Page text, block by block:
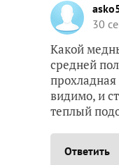
30
Какой
средней
видимо, и
теплый
Ответить